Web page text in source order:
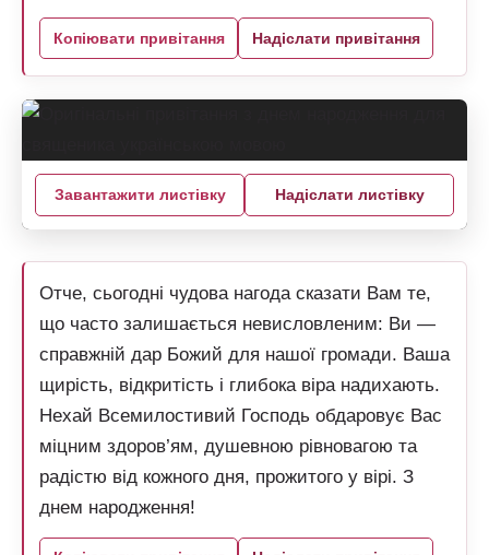
Копіювати привітання Надіслати привітання
Завантажити листівку Надіслати листівку
Отче, сьогодні чудова нагода сказати Вам те,
що часто залишається невисловленим: Ви —
справжній дар Божий для нашої громади. Ваша
щирість, відкритість і глибока віра надихають.
Нехай Всемилостивий Господь обдаровує Вас
міцним здоров’ям, душевною рівновагою та
радістю від кожного дня, прожитого у вірі. З
днем народження!